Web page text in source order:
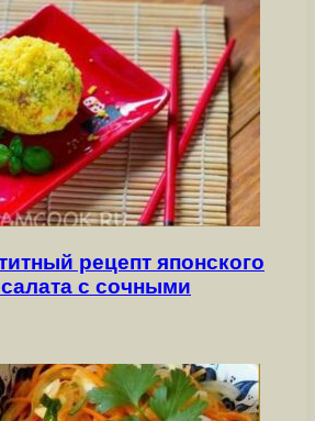
рецепт японского
с сочными